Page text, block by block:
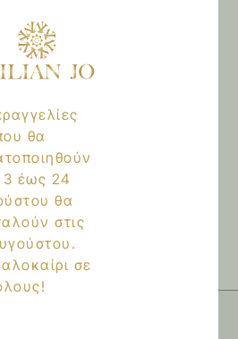
αξιολόγηση ακόμη.
πελάτες που έχουν
μπορούν να αφήσουν
θα
έως 24
θα
στις
σε